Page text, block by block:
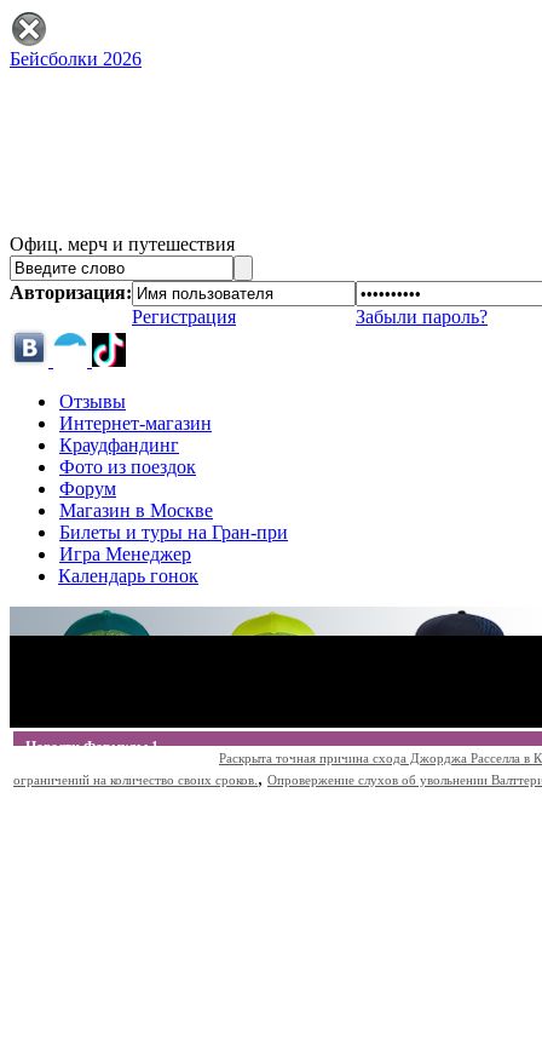
Бейсболки 2026
Офиц. мерч и путешествия
Авторизация:
Регистрация
Забыли пароль?
Отзывы
Интернет-магазин
Краудфандинг
Фото из поездок
Форум
Магазин в Москве
Билеты и туры на Гран-при
Игра Менеджер
Календарь гонок
Новости Формулы 1
Раскрыта точная причина схода Джорджа Расселла в
ограничений на количество своих сроков. , Опровержение слухов об увольнении